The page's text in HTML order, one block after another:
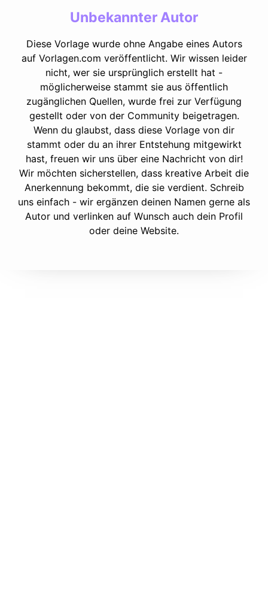
Unbekannter Autor
Diese Vorlage wurde ohne Angabe eines Autors
auf Vorlagen.com veröffentlicht. Wir wissen leider
nicht, wer sie ursprünglich erstellt hat -
möglicherweise stammt sie aus öffentlich
zugänglichen Quellen, wurde frei zur Verfügung
gestellt oder von der Community beigetragen.
Wenn du glaubst, dass diese Vorlage von dir
stammt oder du an ihrer Entstehung mitgewirkt
hast, freuen wir uns über eine Nachricht von dir!
Wir möchten sicherstellen, dass kreative Arbeit die
Anerkennung bekommt, die sie verdient. Schreib
uns einfach - wir ergänzen deinen Namen gerne als
Autor und verlinken auf Wunsch auch dein Profil
oder deine Website.